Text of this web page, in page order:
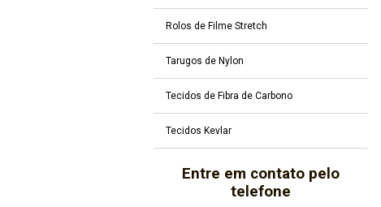
Rolos de Filme Stretch
Tarugos de Nylon
Tecidos de Fibra de Carbono
Tecidos Kevlar
Entre em contato pelo
telefone